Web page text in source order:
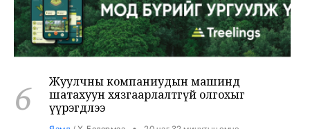
6
Жуулчны компаниудын машинд
үүрэгдлээ
Яамд /Х. Болормаа • 20 цаг 32 минутын өмнө